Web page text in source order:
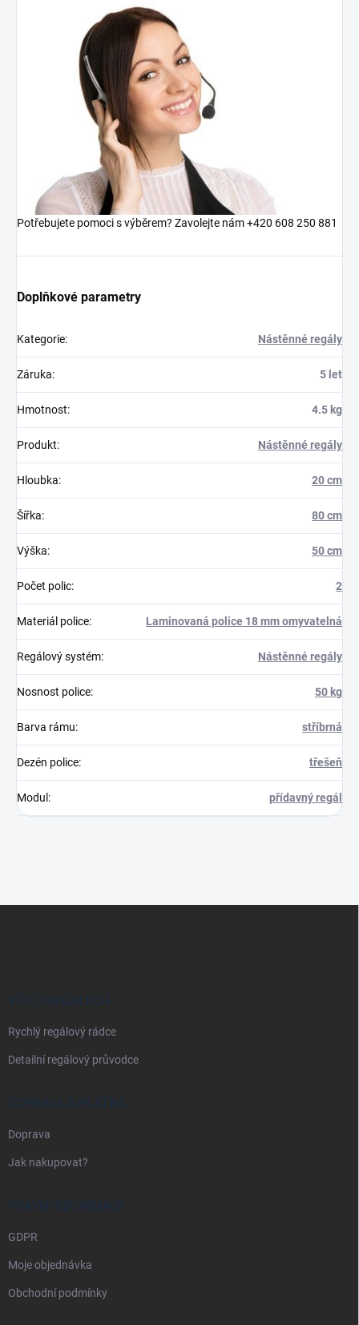
Potřebujete pomoci s výběrem? Zavolejte nám +420 608 250 881
Doplňkové parametry
Kategorie: Nástěnné regály
Záruka: 5 let
Hmotnost: 4.5 kg
Produkt: Nástěnné regály
Hloubka: 20 cm
Šířka: 80 cm
Výška: 50 cm
Počet polic: 2
Materiál police: Laminovaná police 18 mm omyvatelná
Regálový systém: Nástěnné regály
Nosnost police: 50 kg
Barva rámu: stříbrná
Dezén police: třešeň
Modul : přídavný regál
VŠE O REGÁLECH
Rychlý regálový rádce
Detailní regálový průvodce
DOPRAVA A PLATBA
Doprava
Jak nakupovat?
PRÁVNÍ INFORMACE
GDPR
Moje objednávka
Obchodní podmínky